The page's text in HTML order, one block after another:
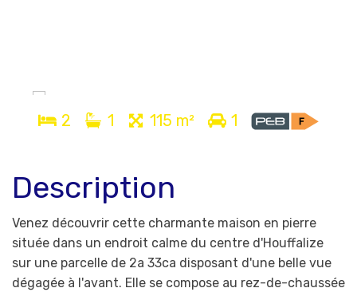
2 1 115 m² 1
Description
Venez découvrir cette charmante maison en pierre
située dans un endroit calme du centre d'Houffalize
sur une parcelle de 2a 33ca disposant d'une belle vue
dégagée à l'avant. Elle se compose au rez-de-chaussée